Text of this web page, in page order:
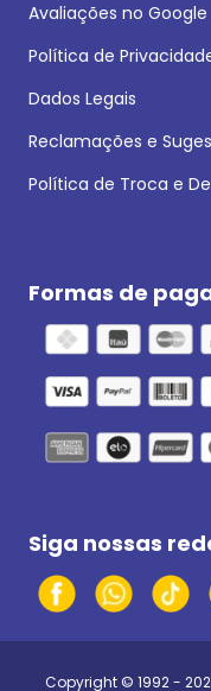
Avaliações no Google
Política de
Dados Legais
Reclamações e
Política de Troca e
Formas de
Siga nossas
Copyright © 1992 -